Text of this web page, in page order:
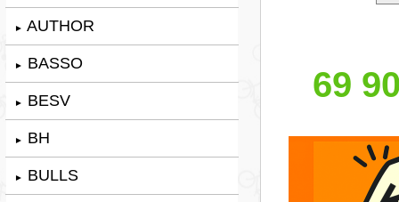
► AUTHOR
► BASSO
► BESV
► BH
► BULLS
69